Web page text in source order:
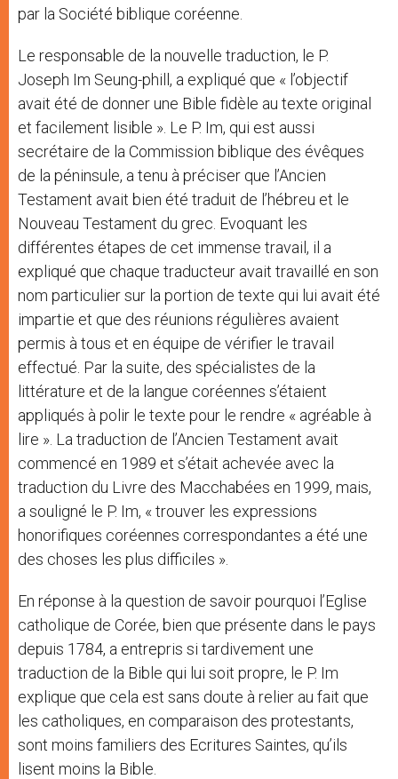
par la Société biblique coréenne.
Le responsable de la nouvelle traduction, le P.
Joseph Im Seung-phill, a expliqué que « l’objectif
avait été de donner une Bible fidèle au texte original
et facilement lisible ». Le P. Im, qui est aussi
secrétaire de la Commission biblique des évêques
de la péninsule, a tenu à préciser que l’Ancien
Testament avait bien été traduit de l’hébreu et le
Nouveau Testament du grec. Evoquant les
différentes étapes de cet immense travail, il a
expliqué que chaque traducteur avait travaillé en son
nom particulier sur la portion de texte qui lui avait été
impartie et que des réunions régulières avaient
permis à tous et en équipe de vérifier le travail
effectué. Par la suite, des spécialistes de la
littérature et de la langue coréennes s’étaient
appliqués à polir le texte pour le rendre « agréable à
lire ». La traduction de l’Ancien Testament avait
commencé en 1989 et s’était achevée avec la
traduction du Livre des Macchabées en 1999, mais,
a souligné le P. Im, « trouver les expressions
honorifiques coréennes correspondantes a été une
des choses les plus difficiles ».
En réponse à la question de savoir pourquoi l’Eglise
catholique de Corée, bien que présente dans le pays
depuis 1784, a entrepris si tardivement une
traduction de la Bible qui lui soit propre, le P. Im
explique que cela est sans doute à relier au fait que
les catholiques, en comparaison des protestants,
sont moins familiers des Ecritures Saintes, qu’ils
lisent moins la Bible.